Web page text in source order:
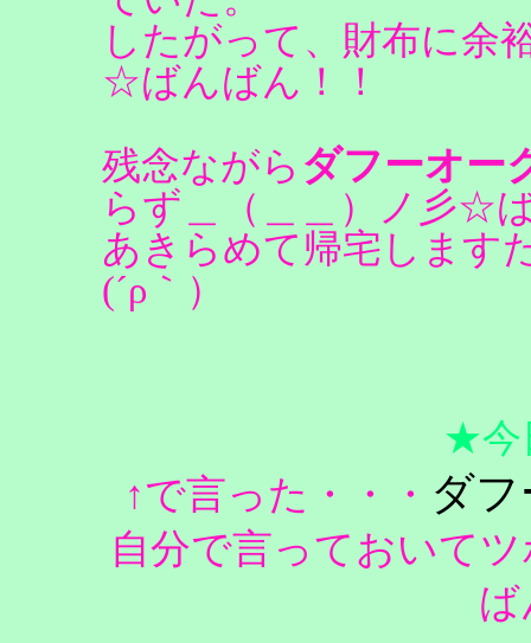
したがって、財布に余
☆ばんばん！！
残念ながら ダフーオー
らず＿（＿＿）ノ彡☆
あきらめて帰宅します
(´ρ｀）
★今
↑で言った・・・ ダ
自分で言っておいて
ば